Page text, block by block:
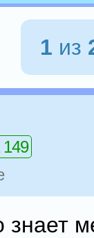
1 из
знает